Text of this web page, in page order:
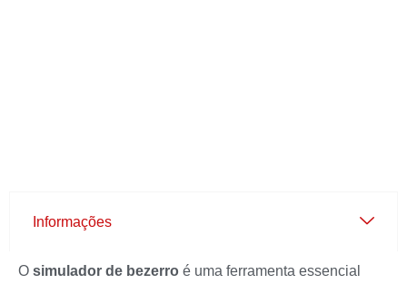
Informações
O simulador de bezerro é uma ferramenta essencial